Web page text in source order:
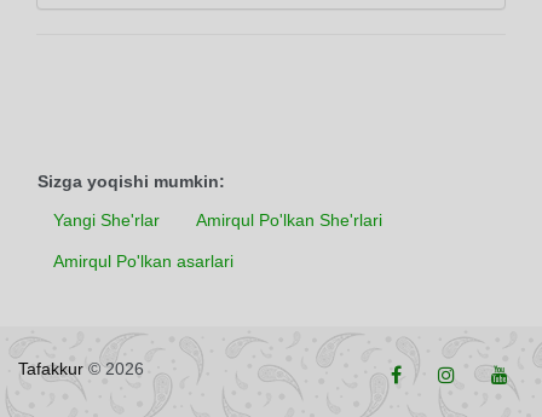
Sizga yoqishi mumkin:
Yangi She'rlar
Amirqul Po'lkan She'rlari
Amirqul Po'lkan asarlari
Tafakkur © 2026